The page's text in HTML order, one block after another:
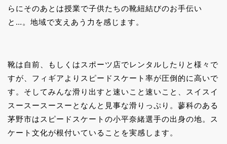
らにそのあとは授業で子供たちの靴紐結びのお手伝い
と…。地域で支えあう力を感じます。
靴は自前、もしくはスポーツ店でレンタルしたりと様々で
すが、フィギアよりスピードスケート率が圧倒的に高いで
す。そしてみんな滑り出すと速いこと速いこと、スイスイ
スースースースーとなんと見事な滑りっぷり。蓼科のある
茅野市はスピードスケートの小平奈緒選手の出身の地。ス
ケート文化が根付いていることを実感します。